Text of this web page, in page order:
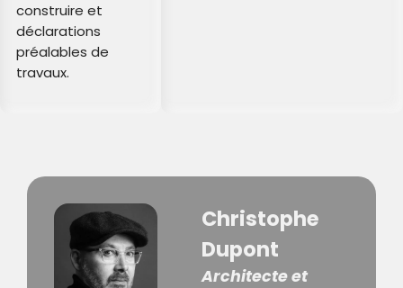
construire et
déclarations
préalables de
travaux.
Christophe
Dupont
Architecte et